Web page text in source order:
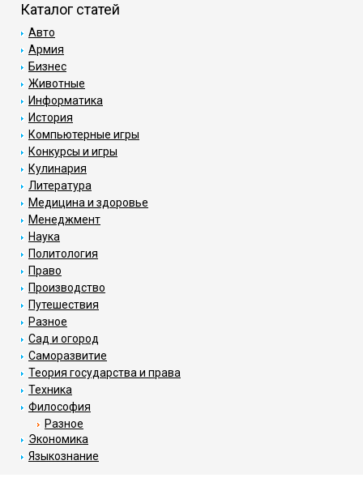
Каталог статей
Авто
Армия
Бизнес
Животные
Информатика
История
Компьютерные игры
Конкурсы и игры
Кулинария
Литература
Медицина и здоровье
Менеджмент
Наука
Политология
Право
Производство
Путешествия
Разное
Сад и огород
Саморазвитие
Теория государства и права
Техника
Философия
Разное
Экономика
Языкознание